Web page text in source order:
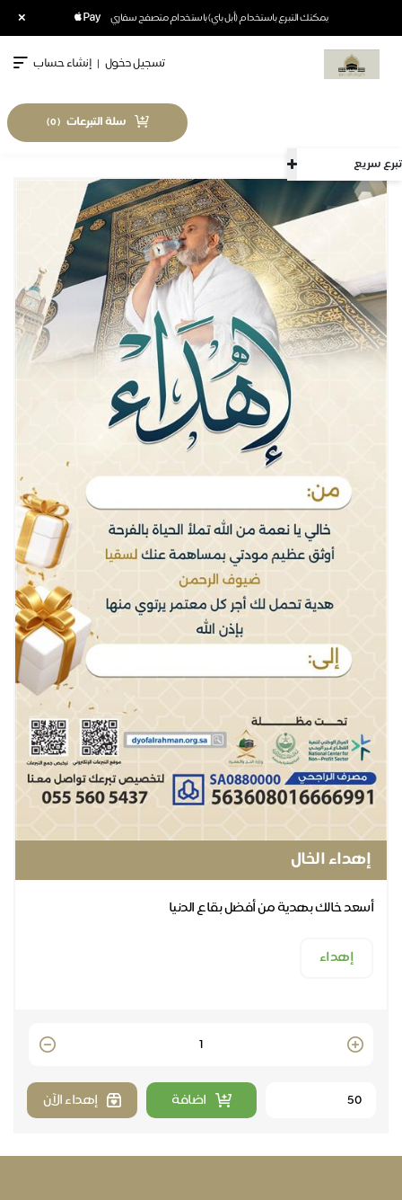
يمكنك التبرع باستخدام (أبل باي) باستخدام متصفح سفاري ×
تبرع سريع
تسجيل دخول | إنشاء حساب
سلة التبرعات (
0
)
إهداء الخال
أسعد خالك بهدية من أفضل بقاع الدنيا
إهداء
Quantity
اضافة إهداء الآن